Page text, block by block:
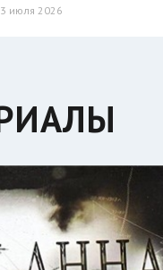
3 июля 2026